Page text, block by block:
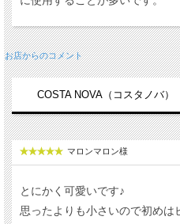
お店からのコメント
COSTA NOVA（コスタノバ
マロンマロン様
とにかく可愛いです♪
思ったよりも小さいので初めは